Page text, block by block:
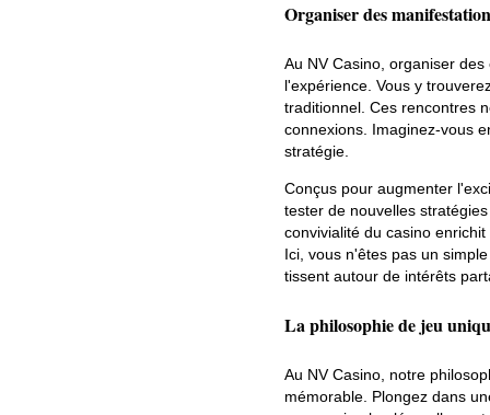
Organiser des
Au NV Casino, organiser
l'expérience. Vous y
traditionnel. Ces rencontres
connexions. Imaginez-vous
stratégie.
Conçus pour augmenter
tester de nouvelles
convivialité du casino
Ici, vous n'êtes pas un
tissent autour de intérêts
La philosophie de jeu
Au NV Casino, notre
mémorable. Plongez dans